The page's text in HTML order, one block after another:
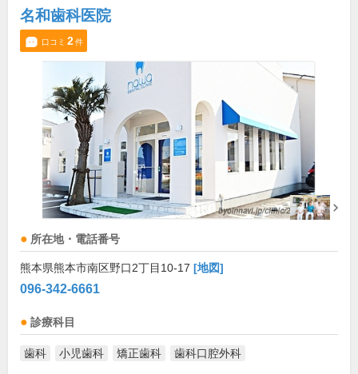
名和歯科医院
口コミ 2件
所在地・電話番号
熊本県熊本市南区野口2丁目10-17 [地図]
096-342-6661
診療科目
歯科 小児歯科 矯正歯科 歯科口腔外科